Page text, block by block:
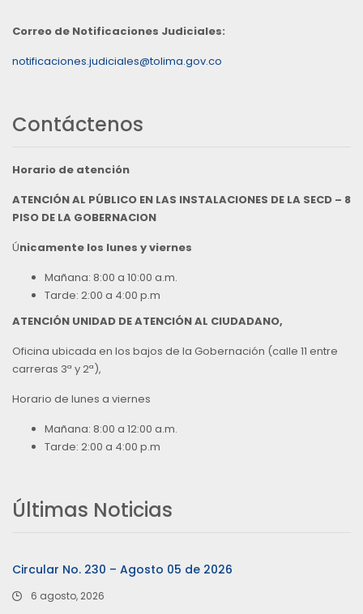
Correo de Notificaciones Judiciales:
notificaciones.judiciales@tolima.gov.co
Contáctenos
Horario de atención
ATENCIÓN AL PÚBLICO EN LAS INSTALACIONES DE LA SECD – 8
PISO DE LA GOBERNACION
Únicamente los lunes y viernes
Mañana: 8:00 a 10:00 a.m.
Tarde: 2:00 a 4:00 p.m
ATENCIÓN UNIDAD DE ATENCIÓN AL CIUDADANO,
Oficina ubicada en los bajos de la Gobernación (calle 11 entre
carreras 3ª y 2ª),
Horario de lunes a viernes
Mañana: 8:00 a 12:00 a.m.
Tarde: 2:00 a 4:00 p.m
Últimas Noticias
Circular No. 230 – Agosto 05 de 2026
6 agosto, 2026